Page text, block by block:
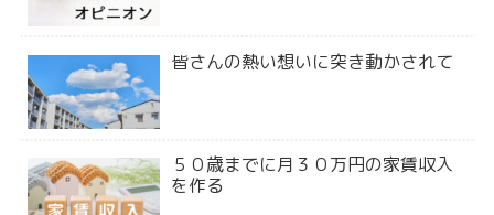
皆さんの熱い想いに突き動かされて
５０歳までに月３０万円の家賃収入
を作る